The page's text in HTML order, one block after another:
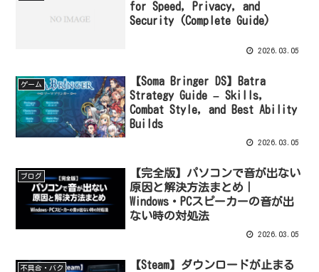
for Speed, Privacy, and
Security (Complete Guide)
2026.03.05
ゲーム
【Soma Bringer DS】Batra
Strategy Guide – Skills,
Combat Style, and Best Ability
Builds
2026.03.05
ブログ
【完全版】パソコンで音が出ない
原因と解決方法まとめ｜
Windows・PCスピーカーの音が出
ない時の対処法
2026.03.05
不具合・バク
【Steam】ダウンロードが止まる